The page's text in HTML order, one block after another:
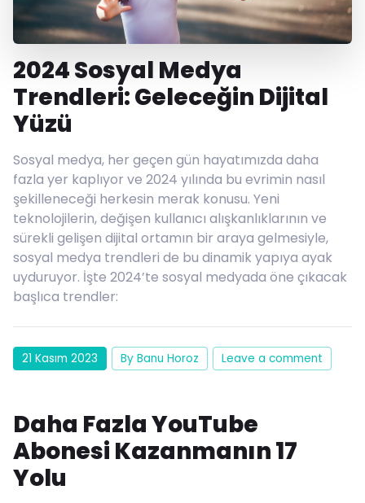
2024 Sosyal Medya
Trendleri: Geleceğin Dijital
Yüzü
Sosyal medya, her geçen gün hayatımızda daha
fazla yer kaplıyor ve 2024 yılında bu evrimin nasıl
şekilleneceği herkesin merak konusu. Yeni
teknolojilerin, değişen kullanıcı alışkanlıklarının ve
sürekli gelişen dijital ortamın bir araya gelmesiyle,
sosyal medya trendleri de bu dinamik yapıya ayak
uyduruyor. İşte 2024’te sosyal medyada öne çıkacak
başlıca trendler:
21 Kasım 2023 By Banu Horoz Leave a comment
Daha Fazla YouTube
Abonesi Kazanmanın 17
Yolu